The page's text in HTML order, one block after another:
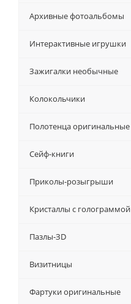
Архивные фотоальбомы
Интерактивные игрушки
Зажигалки необычные
Колокольчики
Полотенца оригинальные
Сейф-книги
Приколы-розыгрыши
Кристаллы с голограммой
Пазлы-ЗD
Визитницы
Фартуки оригинальные